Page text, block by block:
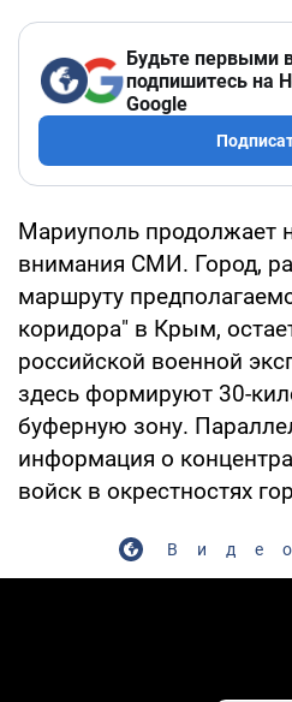
Будьте первыми
подпишитесь на
Google
Мариуполь продолжает
внимания СМИ. Город,
маршруту
коридора" в Крым,
российской военной
здесь формируют 30-
буферную зону.
информация о
войск в окрестностях